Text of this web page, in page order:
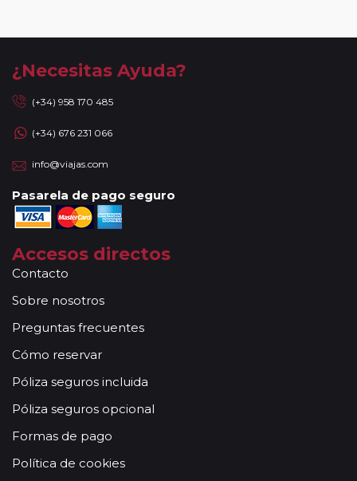
¿Necesitas Ayuda?
(+34) 958 170 485
(+34) 676 231 066
info@viajas.com
Pasarela de pago seguro
Accesos directos
Contacto
Sobre nosotros
Preguntas frecuentes
Cómo reservar
Póliza seguros incluida
Póliza seguros opcional
Formas de pago
Política de cookies